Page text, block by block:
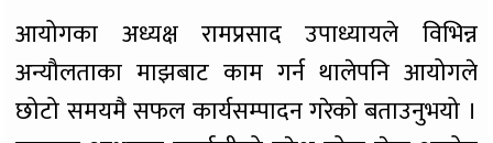
आयोगका अध्यक्ष रामप्रसाद उपाध्यायले विभिन्न
अन्यौलताका माझबाट काम गर्न थालेपनि आयोगले
छोटो समयमै सफल कार्यसम्पादन गरेको बताउनुभयो ।